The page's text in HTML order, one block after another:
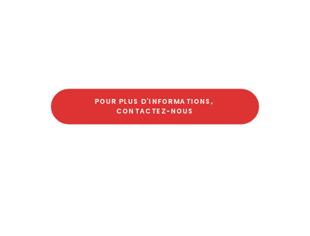
POUR PLUS D'INFORMATIONS,
CONTACTEZ-NOUS